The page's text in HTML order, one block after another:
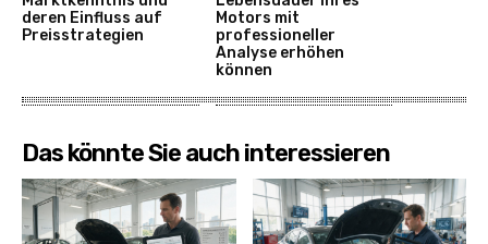
deren Einfluss auf
Preisstrategien
Motors mit
professioneller
Analyse erhöhen
können
Das könnte Sie auch interessieren